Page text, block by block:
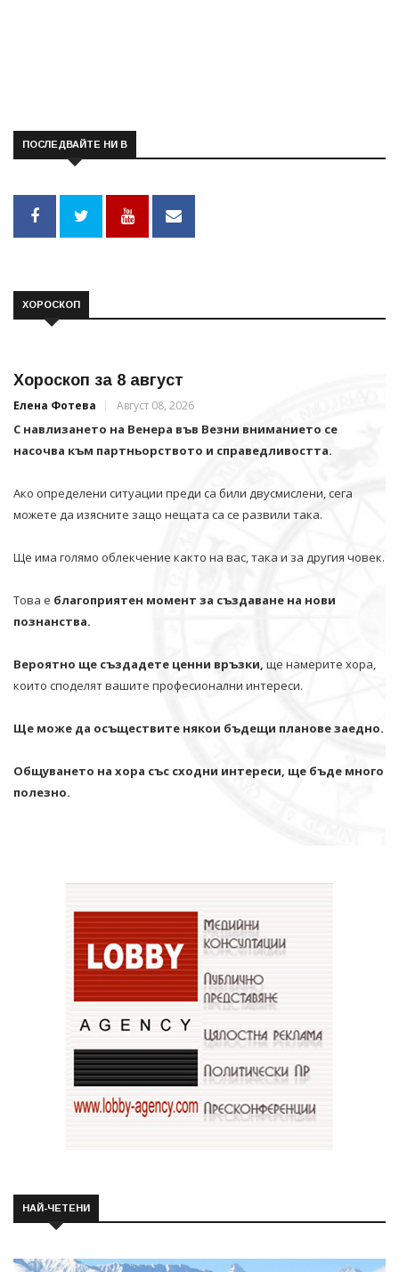
ПОСЛЕДВАЙТЕ НИ В
ХОРОСКОП
Хороскоп за 8 август
Елена Фотева Август 08, 2026
С навлизането на Венера във Везни вниманието се
насочва към партньорството и справедливостта.
Ако определени ситуации преди са били двусмислени, сега
можете да изясните защо нещата са се развили така.
Ще има голямо облекчение както на вас, така и за другия човек.
Това е благоприятен момент за създаване на нови
познанства.
Вероятно ще създадете ценни връзки, ще намерите хора,
които споделят вашите професионални интереси.
Ще може да осъществите някои бъдещи планове заедно.
Общуването на хора със сходни интереси, ще бъде много
полезно.
НАЙ-ЧЕТЕНИ